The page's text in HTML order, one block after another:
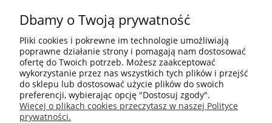
Płatności i dostawa
Dbamy o Twoją prywatność
Pliki cookies i pokrewne im technologie umożliwiają
poprawne działanie strony i pomagają nam dostosować
ofertę do Twoich potrzeb. Możesz zaakceptować
wykorzystanie przez nas wszystkich tych plików i przejść
do sklepu lub dostosować użycie plików do swoich
preferencji, wybierając opcję "Dostosuj zgody".
Więcej o plikach cookies przeczytasz w naszej Polityce
prywatności.